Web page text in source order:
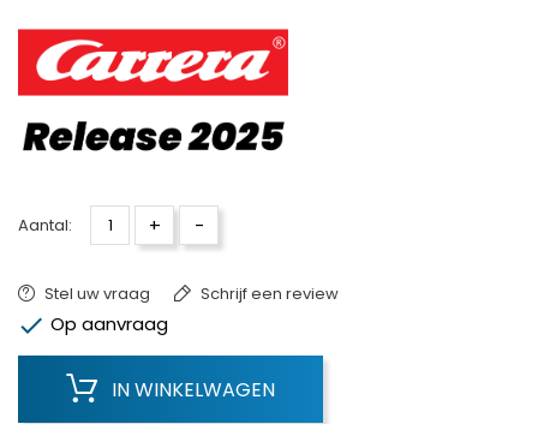
Aantal: + -
Stel uw vraag Schrijf een review
 Op aanvraag
IN WINKELWAGEN